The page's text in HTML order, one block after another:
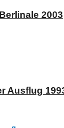
2003
Ausflug